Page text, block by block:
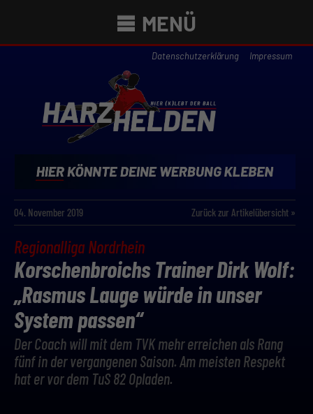
MENÜ
Datenschutzerklärung Impressum
04. November 2019 Zurück zur Artikelübersicht »
Regionalliga Nordrhein
Korschenbroichs Trainer Dirk Wolf:
„Rasmus Lauge würde in unser
System passen“
Der Coach will mit dem TVK mehr erreichen als Rang
fünf in der vergangenen Saison. Am meisten Respekt
hat er vor dem TuS 82 Opladen.